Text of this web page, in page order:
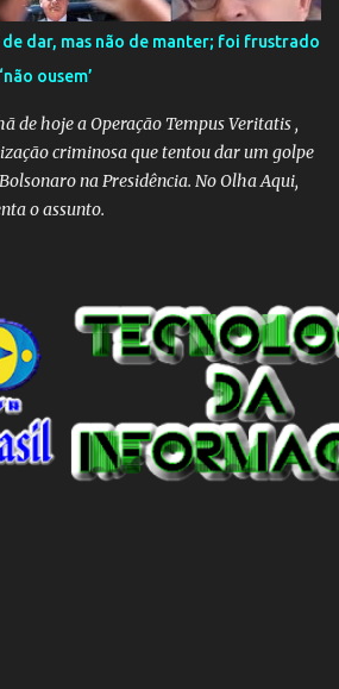
dar, mas não de manter; foi frustrado
ousem’
de hoje a Operação Tempus Veritatis ,
criminosa que tentou dar um golpe
na Presidência. No Olha Aqui,
o assunto.